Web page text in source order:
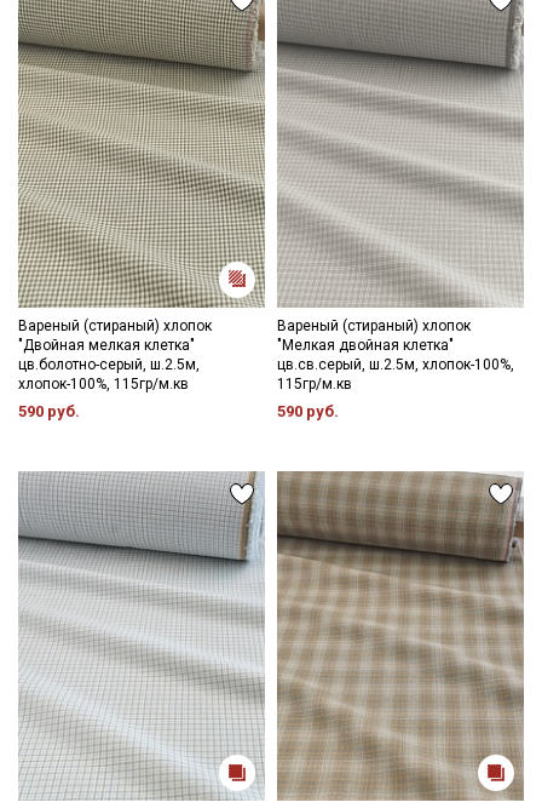
Вареный (стираный) хлопок
"Двойная мелкая клетка"
цв.болотно-серый, ш.2.5м,
хлопок-100%, 115гр/м.кв
590 руб.
Вареный (стираный) хлопок
"Мелкая двойная клетка"
цв.св.серый, ш.2.5м, хлопок-100%,
115гр/м.кв
590 руб.